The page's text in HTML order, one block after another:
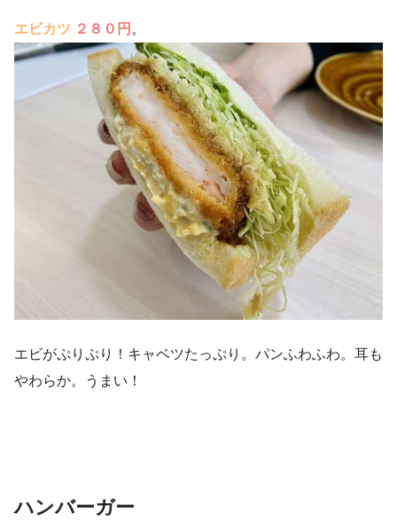
エビカツ ２８０円 。
エビがぷりぷり！キャベツたっぷり。パンふわふわ。耳も
やわらか。うまい！
ハンバーガー